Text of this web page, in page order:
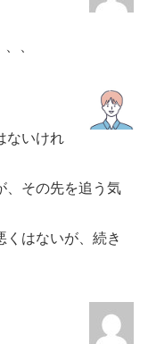
、
ないけれ
、その先を追う気
くはないが、続き